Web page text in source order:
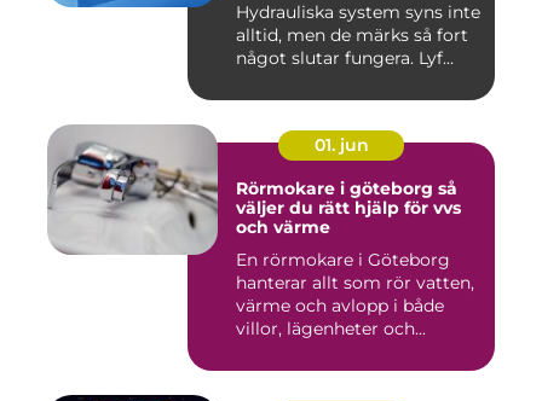
Hydrauliska system syns inte
alltid, men de märks så fort
något slutar fungera. Lyf...
01. jun
Rörmokare i göteborg så
väljer du rätt hjälp för vvs
och värme
En rörmokare i Göteborg
hanterar allt som rör vatten,
värme och avlopp i både
villor, lägenheter och...